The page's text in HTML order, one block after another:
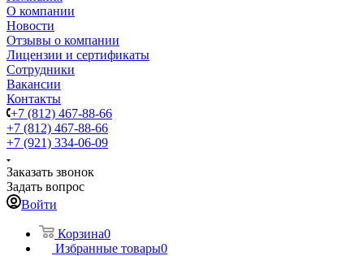
О компании
Новости
Отзывы о компании
Лицензии и сертификаты
Сотрудники
Вакансии
Контакты
+7 (812) 467-88-66
+7 (812) 467-88-66
+7 (921) 334-06-09
Заказать звонок
Задать вопрос
Войти
Корзина0
Избранные товары0